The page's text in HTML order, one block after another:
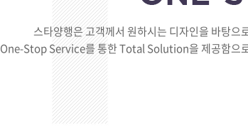
스타양행은 고객께서 원하시는 디자인을 바탕으
One-Stop Service를 통한 Total Solution을 제공함으